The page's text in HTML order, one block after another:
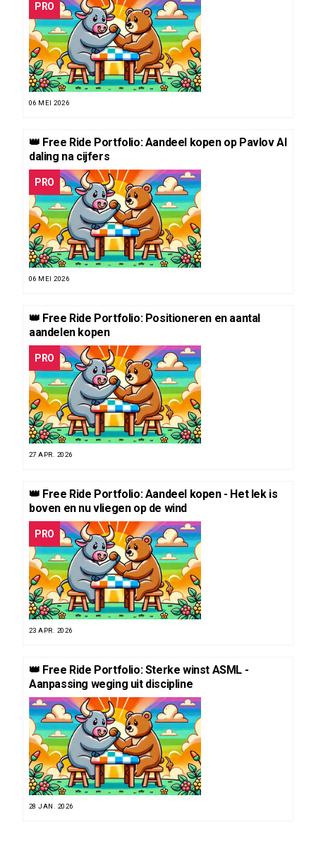
PRO
06 MEI 2026
👑 Free Ride Portfolio: Aandeel kopen op Pavlov AI
daling na cijfers
PRO
06 MEI 2026
👑 Free Ride Portfolio: Positioneren en aantal
aandelen kopen
PRO
27 APR. 2026
👑 Free Ride Portfolio: Aandeel kopen - Het lek is
boven en nu vliegen op de wind
PRO
23 APR. 2026
👑 Free Ride Portfolio: Sterke winst ASML -
Aanpassing weging uit discipline
28 JAN. 2026